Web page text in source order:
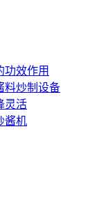
功效作用
料炒制设备
灵活
酱机